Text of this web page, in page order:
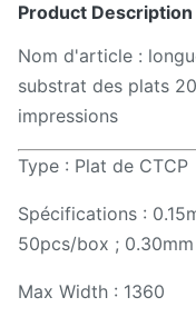
Product Description
Nom d'article :
substrat des plats
impressions
Type : Plat de CTCP
Spécifications :
50pcs/box ;
Max Width : 1360